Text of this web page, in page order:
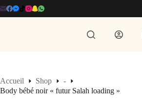
Passer
au
Accueil Shop
-
Body bébé noir « futur Salah loading »